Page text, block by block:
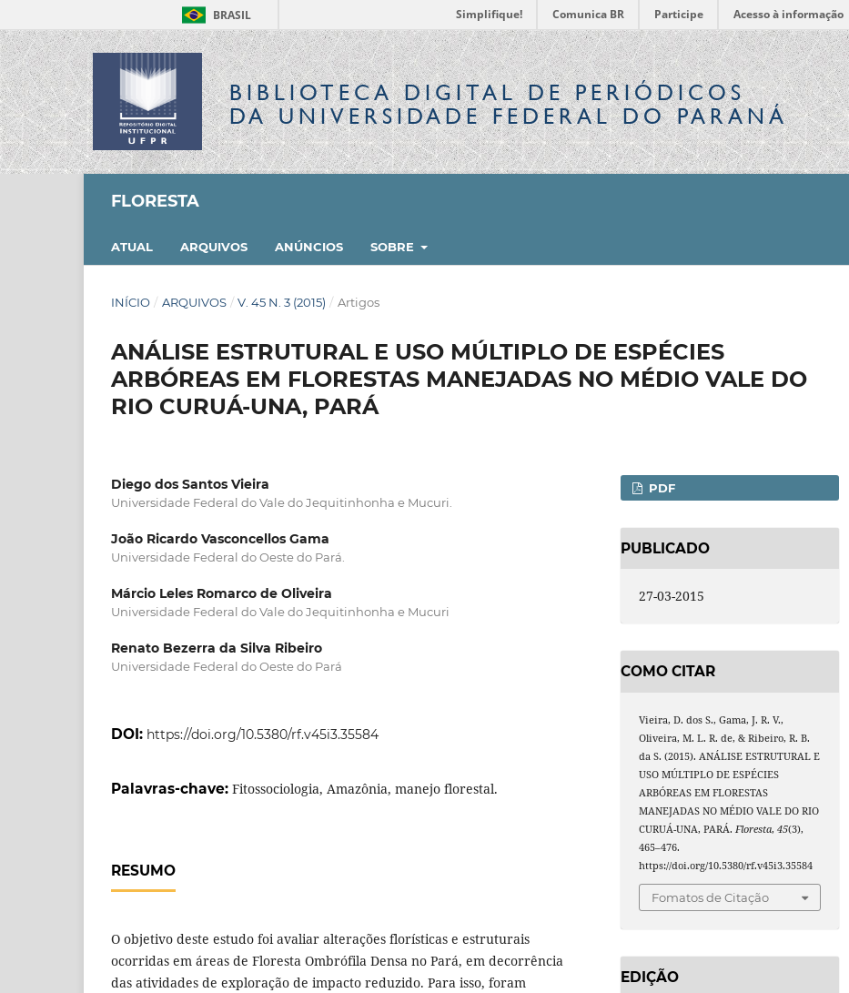
BRASIL Simplifique! Comunica BR Participe Acesso à informação
BIBLIOTECA DIGITALDE PERIÓDICOS
DA UNIVERSIDADE FEDERAL DO PARANÁ
FLORESTA
ATUAL ARQUIVOS ANÚNCIOS SOBRE
INÍCIO / ARQUIVOS / V. 45 N. 3 (2015) / Artigos
ANÁLISE ESTRUTURAL E USO MÚLTIPLO DE ESPÉCIES
ARBÓREAS EM FLORESTAS MANEJADAS NO MÉDIO VALE DO
RIO CURUÁ-UNA, PARÁ
Diego dos Santos Vieira
Universidade Federal do Vale do Jequitinhonha e Mucuri.
João Ricardo Vasconcellos Gama
Universidade Federal do Oeste do Pará.
Márcio Leles Romarco de Oliveira
Universidade Federal do Vale do Jequitinhonha e Mucuri
Renato Bezerra da Silva Ribeiro
Universidade Federal do Oeste do Pará
DOI: https://doi.org/10.5380/rf.v45i3.35584
Palavras-chave: Fitossociologia, Amazônia, manejo florestal.
RESUMO
O objetivo deste estudo foi avaliar alterações florísticas e estruturais
ocorridas em áreas de Floresta Ombrófila Densa no Pará, em decorrência
das atividades de exploração de impacto reduzido. Para isso, foram
PDF
PUBLICADO
27-03-2015
COMO CITAR
Vieira, D. dos S., Gama, J. R. V.,
Oliveira, M. L. R. de, & Ribeiro, R. B.
da S. (2015). ANÁLISE ESTRUTURAL E
USO MÚLTIPLO DE ESPÉCIES
ARBÓREAS EM FLORESTAS
MANEJADAS NO MÉDIO VALE DO RIO
CURUÁ-UNA, PARÁ. Floresta,45(3),
465–476.
https://doi.org/10.5380/rf.v45i3.35584
Fomatos de Citação
EDIÇÃO